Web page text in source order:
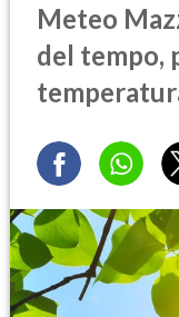
Meteo
del tempo,